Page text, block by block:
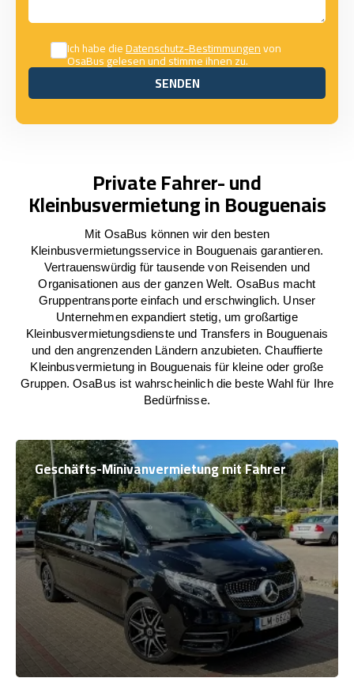
Ich habe dieDatenschutz-Bestimmungenvon
OsaBus gelesen und stimme ihnen zu.
SENDEN
SENDEN
Private Fahrer- und
Kleinbusvermietung in Bouguenais
Mit OsaBus können wir den besten
Kleinbusvermietungsservice in Bouguenais garantieren.
Vertrauenswürdig für tausende von Reisenden und
Organisationen aus der ganzen Welt. OsaBus macht
Gruppentransporte einfach und erschwinglich. Unser
Unternehmen expandiert stetig, um großartige
Kleinbusvermietungsdienste und Transfers in Bouguenais
und den angrenzenden Ländern anzubieten. Chauffierte
Kleinbusvermietung in Bouguenais für kleine oder große
Gruppen. OsaBus ist wahrscheinlich die beste Wahl für Ihre
Bedürfnisse.
Geschäfts-Minivanvermietung mit Fahrer